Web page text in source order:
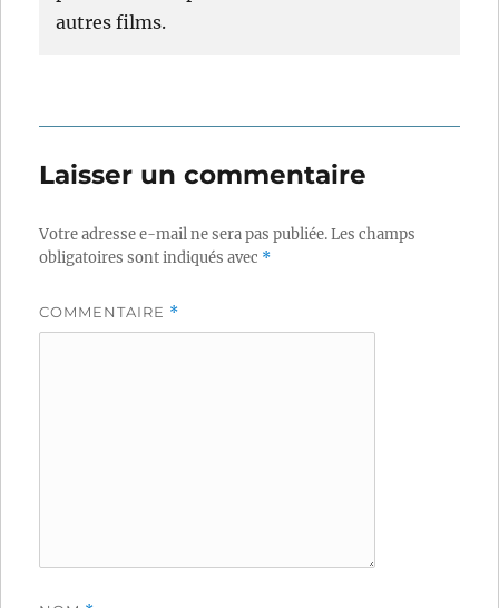
autres films.
Laisser un commentaire
Votre adresse e-mail ne sera pas publiée.Les champs
obligatoires sont indiqués avec *
COMMENTAIRE *